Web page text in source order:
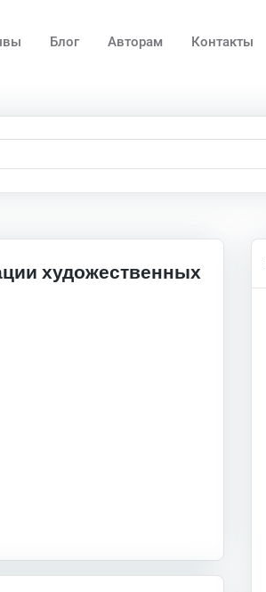
Блог Авторам Контакты
художественных